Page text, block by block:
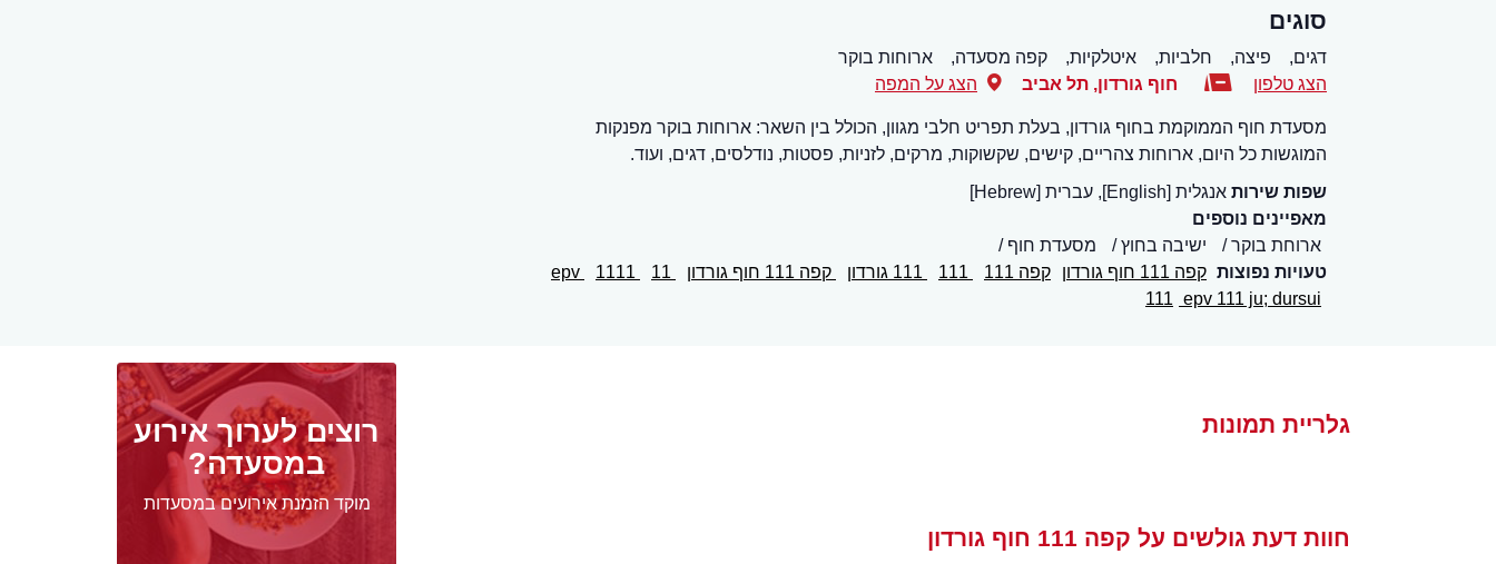
סוגים
דגים, פיצה, חלביות, איטלקיות, קפה מסעדה,
ארוחות בוקר
הצג טלפון
חוף גורדון, תל אביב הצג על המפה
מסעדת חוף הממוקמת בחוף גורדון, בעלת תפריט חלבי מגוון, הכולל בין השאר: ארוחות בוקר מפנקות
המוגשות כל היום, ארוחות צהריים, קישים, שקשוקות, מרקים, לזניות, פסטות, נודלסים, דגים, ועוד.
שפות שירות אנגלית [English], עברית [Hebrew]
מאפיינים נוספים
ארוחת בוקר
ישיבה בחוץ
מסעדת חוף
טעויות נפוצות קפה 111 חוף גורדון קפה 111 קפה 111 חוף גורדון
epv
111 epv 111 ju; dursui
גלריית תמונות
חוות דעת גולשים על קפה 111 חוף גורדון
רוצים לערוך אירוע
במסעדה?
מוקד הזמנת אירועים במסעדות